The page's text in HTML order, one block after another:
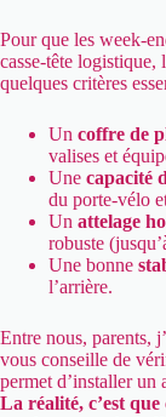
Pour que les week-
casse-tête
quelques critères
Un coffre de
valises et
Une capacité
du porte-vélo
Un attelage
robuste
Une bonne
l’arrière.
Entre nous, parents,
vous conseille de
permet d’installer un
La réalité, c’est